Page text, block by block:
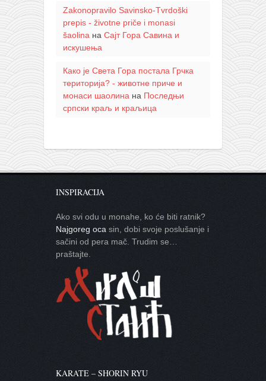
Zakonopravilo Savinsko-Tvrdoški
prepis - životne priče i monasi
šaolina на Сајт Гора Савина и
искушења
Како је Света Гора постала Грчка
територија? - животне приче и
монаси шаолина на Последњи
српски краљ и краљица
INSPIRACIJA
Ako svi odu u monahe, ko će biti ratnik?
Najgoreg oca sin, dobi svoje poslušanje i
sačini od pera mač. Trudim se…
praštajte.
KARATE – SHORIN RYU